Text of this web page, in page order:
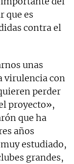
que es
contra el
unas
virulencia con
perder
proyecto»,
que ha
años
estudiado,
grandes,